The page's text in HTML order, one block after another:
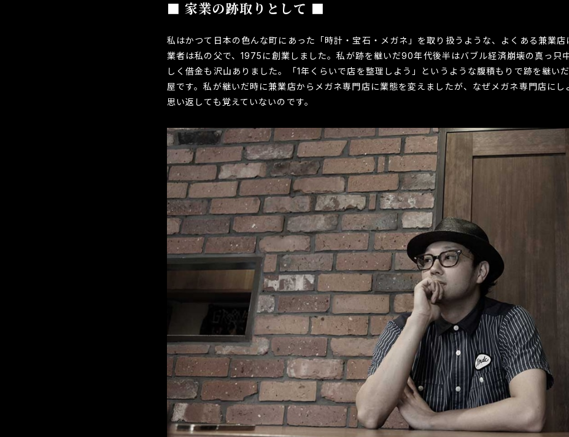
■ 家業の跡取りとして ■
私はかつて日本の色んな町にあった「時計・宝石・メガネ」を取り扱うような、よくある兼業店
業者は私の父で、1975に創業しました。私が跡を継いだ90年代後半はバブル経済崩壊の真っ只
しく借金も沢山ありました。「1年くらいで店を整理しよう」というような腹積もりで跡を継い
屋です。私が継いだ時に兼業店からメガネ専門店に業態を変えましたが、なぜメガネ専門店にし
思い返しても覚えていないのです。